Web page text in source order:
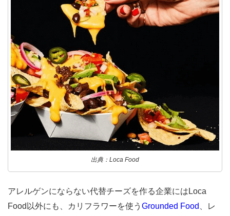
出典：Loca Food
アレルゲンにならない代替チーズを作る企業にはLoca
Food以外にも、カリフラワーを使う Grounded Food
、レ